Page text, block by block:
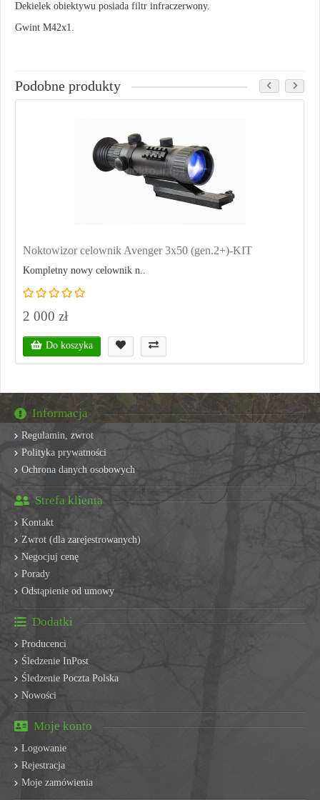
Dekielek obiektywu posiada filtr infraczerwony.
Gwint M42x1.
Podobne produkty
Noktowizor celownik Avenger 3x50 (gen.2+)-KIT
Kompletny nowy celownik n..
2 000 zł
Do koszyka
Informacja
Regulamin, zwrot
Polityka prywatności
Ochrona danych osobowych
Strefa klienta
Kontakt
Zwrot (dla zarejestrowanych)
Negocjuj cenę
Porady
Odstąpienie od umowy
Dodatki
Producenci
Śledzenie InPost
Śledzenie Poczta Polska
Nowości
Moje konto
Logowanie
Rejestracja
Moje zamówienia